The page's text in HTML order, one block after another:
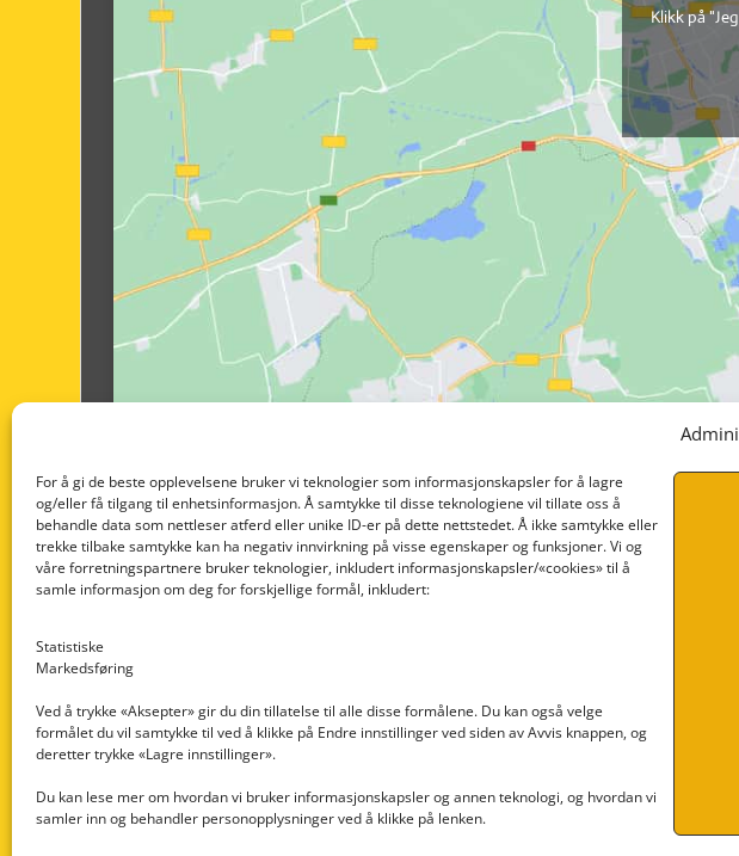
For å gi de beste opplevelsene bruker vi teknologier som informasjonskapsler for å lagre
og/eller få tilgang til enhetsinformasjon. Å samtykke til disse teknologiene vil tillate oss å
behandle data som nettleser atferd eller unike ID-er på dette nettstedet. Å ikke samtykke eller
trekke tilbake samtykke kan ha negativ innvirkning på visse egenskaper og funksjoner. Vi og
våre forretningspartnere bruker teknologier, inkludert informasjonskapsler/«cookies» til å
samle informasjon om deg for forskjellige formål, inkludert:
Statistiske
Markedsføring
Ved å trykke «Aksepter» gir du din tillatelse til alle disse formålene. Du kan også velge
formålet du vil samtykke til ved å klikke på Endre innstillinger ved siden av Avvis knappen, og
deretter trykke «Lagre innstillinger».
Du kan lese mer om hvordan vi bruker informasjonskapsler og annen teknologi, og hvordan vi
samler inn og behandler personopplysninger ved å klikke på lenken.
Klikk på
Nedre Nøttveit 60, 5238 Rådal
Email: post@dekkogdeler.com
Org. nr: 996430022